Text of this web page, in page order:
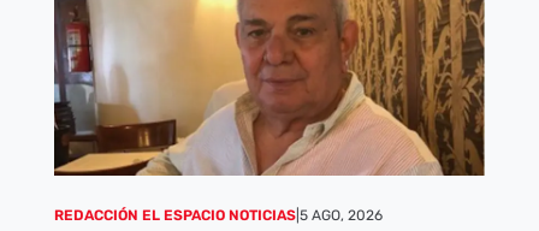
REDACCIÓN EL ESPACIO NOTICIAS| 5 AGO, 2026